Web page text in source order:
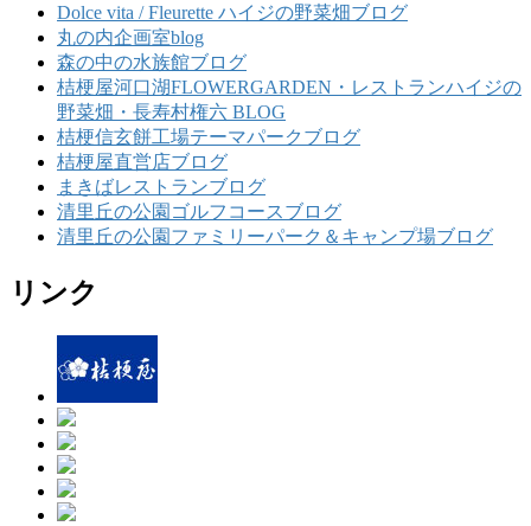
Dolce vita / Fleurette ハイジの野菜畑ブログ
丸の内企画室blog
森の中の水族館ブログ
桔梗屋河口湖FLOWERGARDEN・レストランハイジの
野菜畑・長寿村権六 BLOG
桔梗信玄餅工場テーマパークブログ
桔梗屋直営店ブログ
まきばレストランブログ
清里丘の公園ゴルフコースブログ
清里丘の公園ファミリーパーク＆キャンプ場ブログ
リンク